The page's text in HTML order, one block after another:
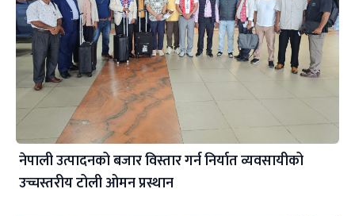
नेपाली उत्पादनको बजार विस्तार गर्न निर्यात व्यवसायीको
उच्चस्तरीय टोली ओमन प्रस्थान